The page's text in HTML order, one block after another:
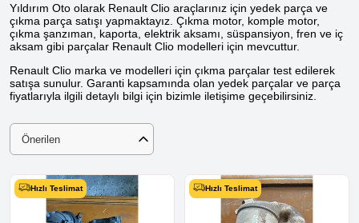
Yıldırım Oto olarak Renault Clio araçlarınız için yedek parça ve
çıkma parça satışı yapmaktayız. Çıkma motor, komple motor,
çıkma şanzıman, kaporta, elektrik aksamı, süspansiyon, fren ve iç
aksam gibi parçalar Renault Clio modelleri için mevcuttur.
Renault Clio marka ve modelleri için çıkma parçalar test edilerek
satışa sunulur. Garanti kapsamında olan yedek parçalar ve parça
fiyatlarıyla ilgili detaylı bilgi için bizimle iletişime geçebilirsiniz.
Önerilen
Hızlı Teslimat Hızlı Teslimat